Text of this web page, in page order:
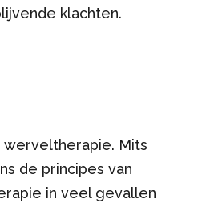
klachten.
werveltherapie. Mits
de principes van
in veel gevallen